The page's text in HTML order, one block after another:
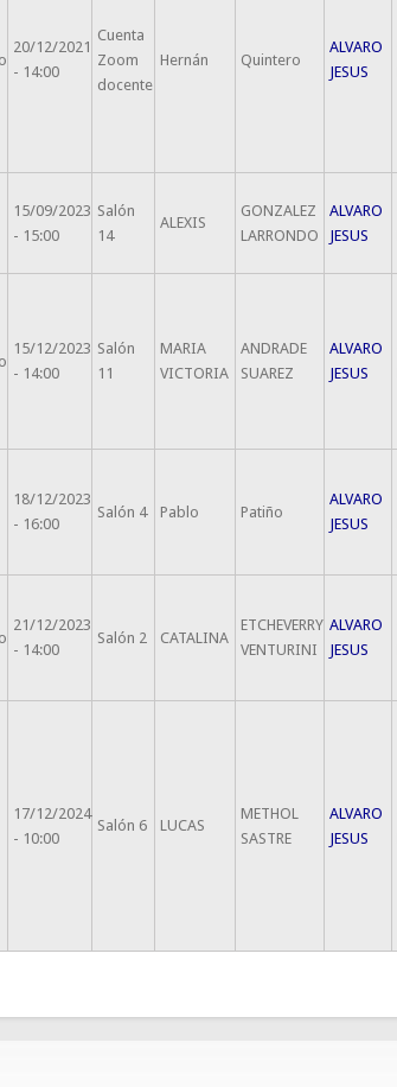
20/12/2021
- 14:00
Cuenta
Zoom
docente
Hernán Quintero
ALVARO
JESUS
15/09/2023
- 15:00
Salón
14
ALEXIS
GONZALEZ
LARRONDO
ALVARO
JESUS
15/12/2023
- 14:00
Salón
11
MARIA
VICTORIA
ANDRADE
SUAREZ
ALVARO
JESUS
18/12/2023
- 16:00
Salón 4 Pablo Patiño
ALVARO
JESUS
21/12/2023
- 14:00
Salón 2 CATALINA
ETCHEVERRY
VENTURINI
ALVARO
JESUS
17/12/2024
- 10:00
Salón 6 LUCAS
METHOL
SASTRE
ALVARO
JESUS